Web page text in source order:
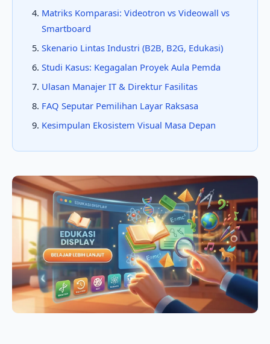
Matriks Komparasi: Videotron vs Videowall vs
Smartboard
Skenario Lintas Industri (B2B, B2G, Edukasi)
Studi Kasus: Kegagalan Proyek Aula Pemda
Ulasan Manajer IT & Direktur Fasilitas
FAQ Seputar Pemilihan Layar Raksasa
Kesimpulan Ekosistem Visual Masa Depan